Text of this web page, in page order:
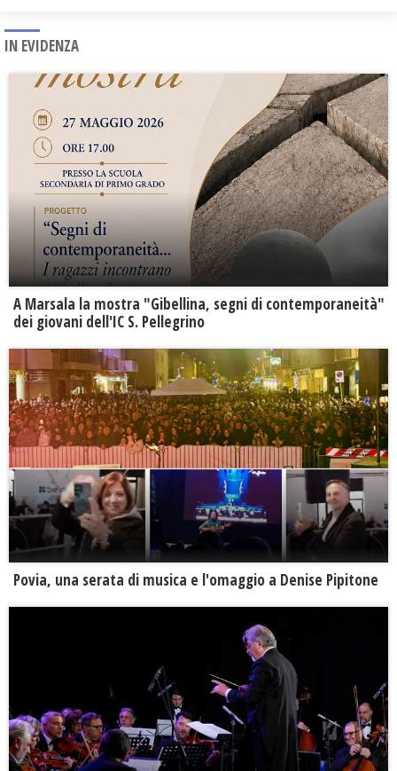
IN EVIDENZA
A Marsala la mostra "Gibellina, segni di contemporaneità"
dei giovani dell'IC S. Pellegrino
Povia, una serata di musica e l'omaggio a Denise Pipitone